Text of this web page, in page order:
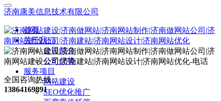
济南康美信息技术有限公司
首页
关于我们
公司简介
公司优势
服务项目
网站建设
SEO优化推广
全国咨询热线：
13864169891